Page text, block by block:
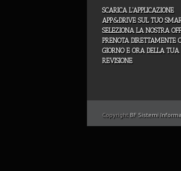
SCARICA L'APPLICAZIONE
APP&DRIVE SUL TUO
SELEZIONA LA NOSTRA
PRENOTA DIRETTAMENTE
GIORNO E ORA DELLA TUA
REVISIONE
Copyright BF Sistemi